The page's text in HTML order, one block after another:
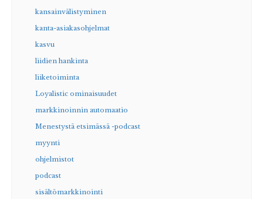
kansainvälistyminen
kanta-asiakasohjelmat
kasvu
liidien hankinta
liiketoiminta
Loyalistic ominaisuudet
markkinoinnin automaatio
Menestystä etsimässä -podcast
myynti
ohjelmistot
podcast
sisältömarkkinointi